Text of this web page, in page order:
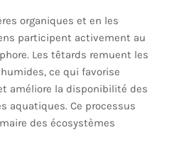
organiques et en les
participent activement au
Les têtards remuent les
ce qui favorise
améliore la disponibilité des
aquatiques. Ce processus
des écosystèmes